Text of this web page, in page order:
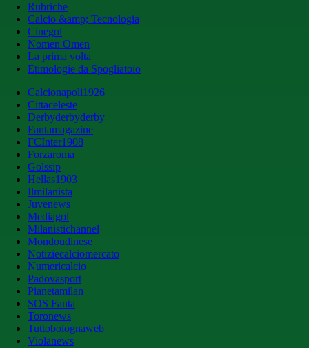
Rubriche
Calcio &amp; Tecnologia
Cinegol
Nomen Omen
La prima volta
Etimologie da Spogliatoio
Calcionapoli1926
Cittaceleste
Derbyderbyderby
Fantamagazine
FCInter1908
Forzaroma
Golssip
Hellas1903
Ilmilanista
Juvenews
Mediagol
Milanistichannel
Mondoudinese
Notiziecalciomercato
Numericalcio
Padovasport
Pianetamilan
SOS Fanta
Toronews
Tuttobolognaweb
Violanews